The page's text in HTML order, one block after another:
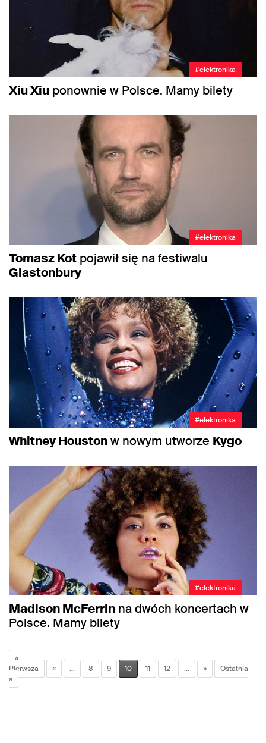
#elektronika
Xiu Xiu ponownie w Polsce. Mamy bilety
#elektronika
Tomasz Kot pojawił się na festiwalu
Glastonbury
#elektronika
Whitney Houstonw nowym utworze Kygo
#elektronika
Madison McFerrin na dwóch koncertach w
Polsce. Mamy bilety
«
Pierwsza
« ... 8 9 10 11 12 ... »
Ostatnia
»